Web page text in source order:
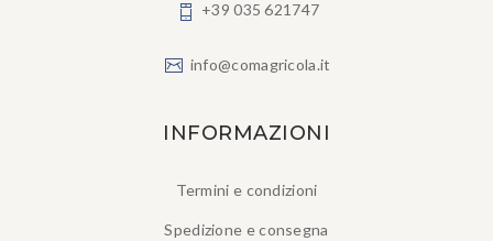
+39 035 621747
info@comagricola.it
INFORMAZIONI
Termini e condizioni
Spedizione e consegna